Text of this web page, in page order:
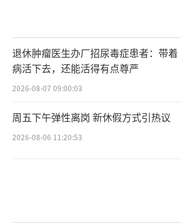
退休肿瘤医生办厂招尿毒症患者：带着
病活下去，还能活得有点尊严
2026-08-07 09:00:03
周五下午弹性离岗 新休假方式引热议
2026-08-06 11:20:53